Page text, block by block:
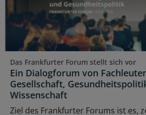
Das Frankfurter Forum stellt sich vor
Ein Dialogforum von
Gesellschaft,
Wissenschaft
Ziel des Frankfurter Forums ist es,